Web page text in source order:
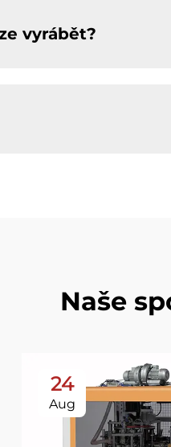
vyrábět?
Naše
24
Aug